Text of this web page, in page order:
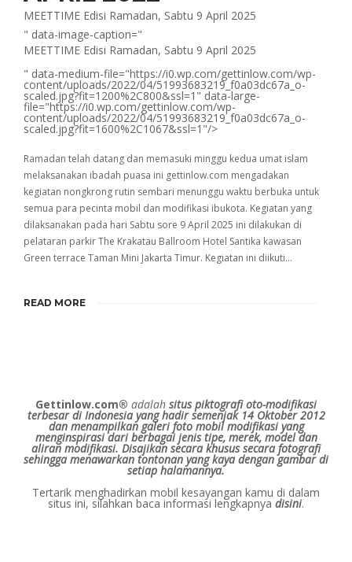
MEETTIME Edisi Ramadan, Sabtu 9 April 2025
" data-image-caption="
MEETTIME Edisi Ramadan, Sabtu 9 April 2025
" data-medium-file="https://i0.wp.com/gettinlow.com/wp-
content/uploads/2022/04/51993683219_f0a03dc67a_o-
scaled.jpg?fit=1200%2C800&ssl=1" data-large-
file="https://i0.wp.com/gettinlow.com/wp-
content/uploads/2022/04/51993683219_f0a03dc67a_o-
scaled.jpg?fit=1600%2C1067&ssl=1"/>
Ramadan telah datang dan memasuki minggu kedua umat islam
melaksanakan ibadah puasa ini gettinlow.com mengadakan
kegiatan nongkrong rutin sembari menunggu waktu berbuka untuk
semua para pecinta mobil dan modifikasi ibukota. Kegiatan yang
dilaksanakan pada hari Sabtu sore 9 April 2025 ini dilakukan di
pelataran parkir The Krakatau Ballroom Hotel Santika kawasan
Green terrace Taman Mini Jakarta Timur. Kegiatan ini diikuti…
READ MORE
Gettinlow.com® adalah situs piktografi oto-modifikasi
terbesar di Indonesia yang hadir semenjak 14 Oktober 2012
dan menampilkan galeri foto mobil modifikasi yang
menginspirasi dari berbagai jenis tipe, merek, model dan
aliran modifikasi. Disajikan secara khusus secara fotografi
sehingga menawarkan tontonan yang kaya dengan gambar di
setiap halamannya.
Tertarik menghadirkan mobil kesayangan kamu di dalam
situs ini, silahkan baca informasi lengkapnya disini.